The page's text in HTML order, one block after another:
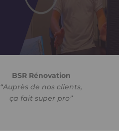
BSR Rénovation
“Auprès de nos clients,
ça fait super pro”